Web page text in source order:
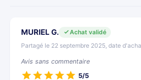
MURIEL G.
Achat validé
Partagé le 22 septembre 2025, date
Avis sans commentaire
5/5